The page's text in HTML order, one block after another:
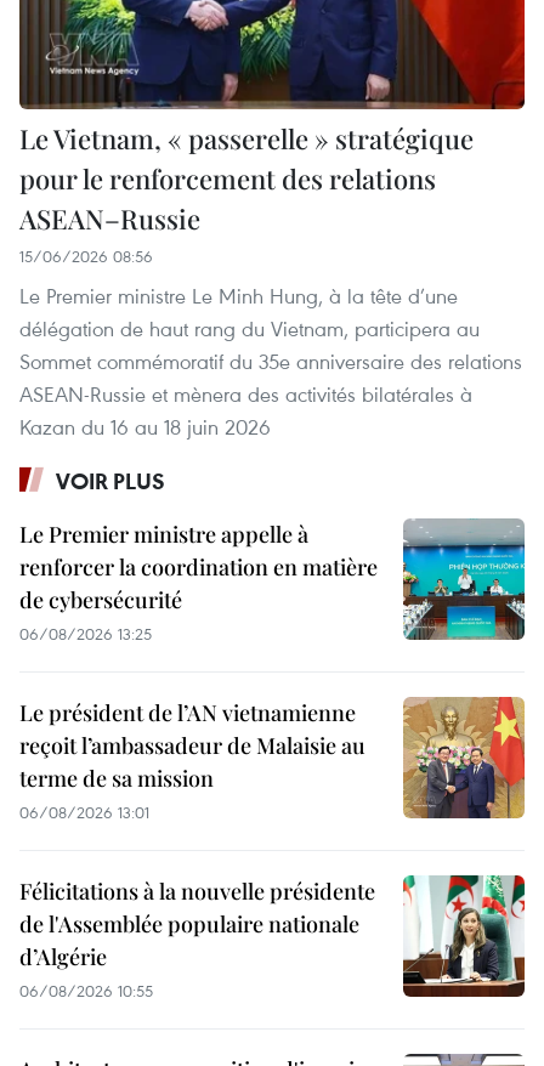
Le Vietnam, « passerelle » stratégique
pour le renforcement des relations
ASEAN–Russie
15/06/2026 08:56
Le Premier ministre Le Minh Hung, à la tête d’une
délégation de haut rang du Vietnam, participera au
Sommet commémoratif du 35e anniversaire des relations
ASEAN-Russie et mènera des activités bilatérales à
Kazan du 16 au 18 juin 2026
VOIR PLUS
Le Premier ministre appelle à
renforcer la coordination en matière
de cybersécurité
06/08/2026 13:25
Le président de l’AN vietnamienne
reçoit l’ambassadeur de Malaisie au
terme de sa mission
06/08/2026 13:01
Félicitations à la nouvelle présidente
de l'Assemblée populaire nationale
d’Algérie
06/08/2026 10:55